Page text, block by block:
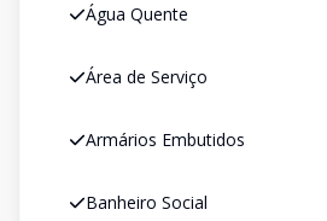
Água Quente
Área de Serviço
Armários Embutidos
Banheiro Social